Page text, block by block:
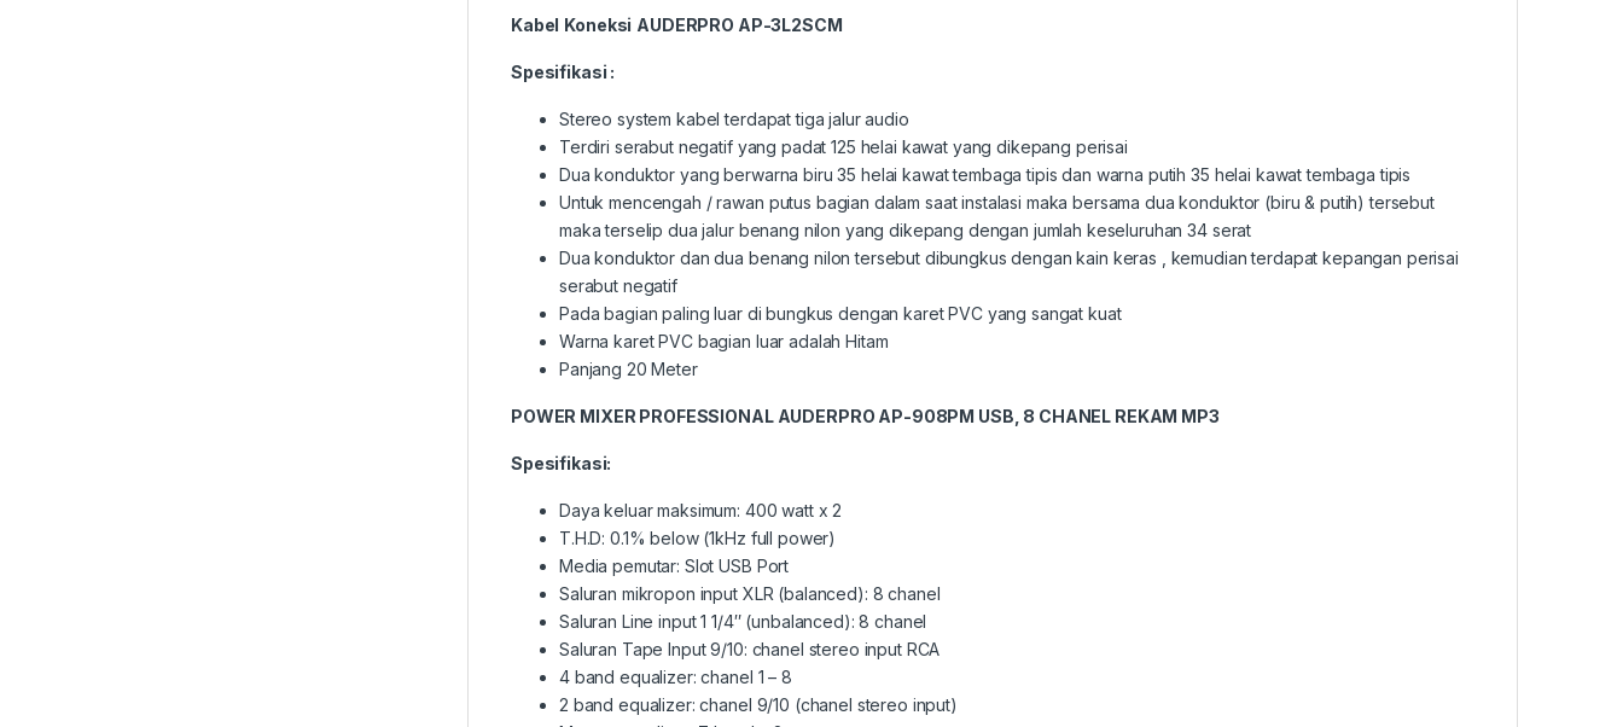
Kabel Koneksi AUDERPRO AP-3L2SCM
Spesifikasi :
Stereo system kabel terdapat tiga jalur audio
Terdiri serabut negatif yang padat 125 helai kawat yang dikepang perisai
Dua konduktor yang berwarna biru 35 helai kawat tembaga tipis dan warna putih 35 helai kawat tembaga tipis
Untuk mencengah / rawan putus bagian dalam saat instalasi maka bersama dua konduktor (biru & putih) tersebut
maka terselip dua jalur benang nilon yang dikepang dengan jumlah keseluruhan 34 serat
Dua konduktor dan dua benang nilon tersebut dibungkus dengan kain keras , kemudian terdapat kepangan perisai
serabut negatif
Pada bagian paling luar di bungkus dengan karet PVC yang sangat kuat
Warna karet PVC bagian luar adalah Hitam
Panjang 20 Meter
POWER MIXER PROFESSIONAL AUDERPRO AP-908PM USB, 8 CHANEL REKAM MP3
Spesifikasi:
Daya keluar maksimum: 400 watt x 2
T.H.D: 0.1% below (1kHz full power)
Media pemutar: Slot USB Port
Saluran mikropon input XLR (balanced): 8 chanel
Saluran Line input 1 1/4″ (unbalanced): 8 chanel
Saluran Tape Input 9/10: chanel stereo input RCA
4 band equalizer: chanel 1 – 8
2 band equalizer: chanel 9/10 (chanel stereo input)